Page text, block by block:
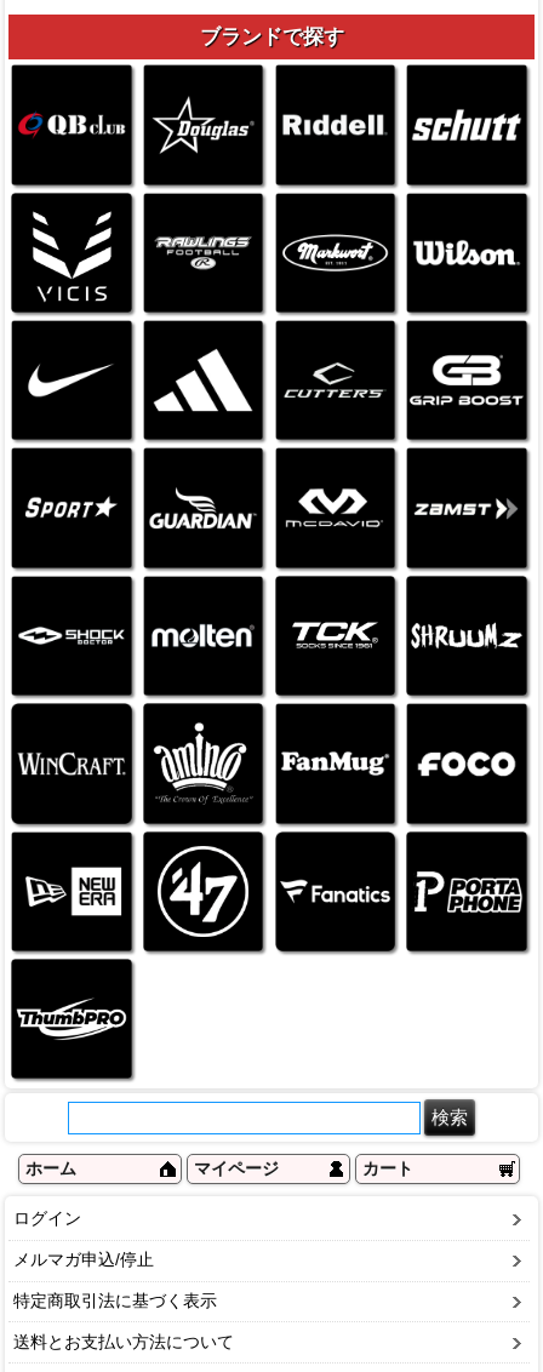
ブランドで探す
ホーム マイページ カート
ログイン
メルマガ申込/停止
特定商取引法に基づく表示
送料とお支払い方法について